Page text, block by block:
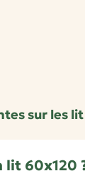
sur les
lit 60x120